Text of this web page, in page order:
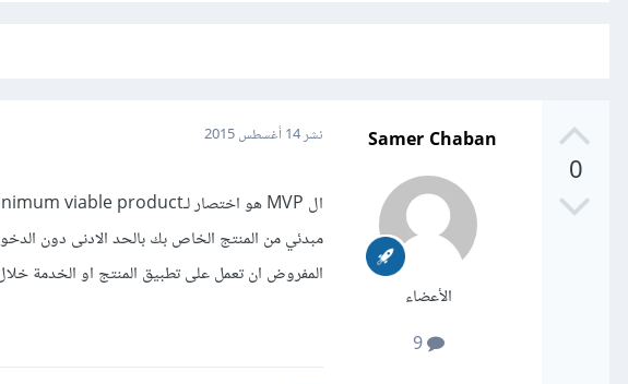
0
Samer Chaban
الأعضاء
9
نشر14 أغسطس 2015
مبدئي من المنتج الخاص بك بالحد الادنى دون
المفروض ان تعمل على تطبيق المنتج او الخدمة خلال 48 ساعه ليس أكثر ثم نشرها واختبار